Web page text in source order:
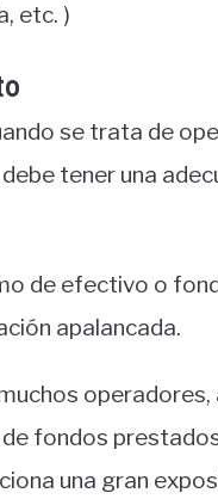
etc. )
se trata de
tener una
de efectivo o
apalancada.
operadores,
fondos
una gran